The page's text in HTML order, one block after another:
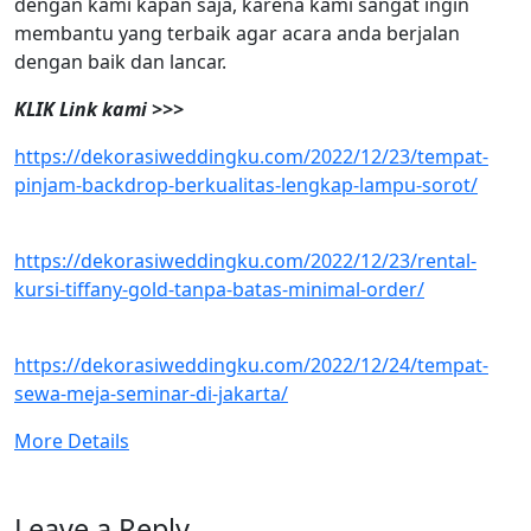
membantu yang terbaik agar acara anda berjalan
dengan baik dan lancar.
KLIK Link kami >>>
https://dekorasiweddingku.com/2022/12/23/tempat-
pinjam-backdrop-berkualitas-lengkap-lampu-sorot/
https://dekorasiweddingku.com/2022/12/23/rental-
kursi-tiffany-gold-tanpa-batas-minimal-order/
https://dekorasiweddingku.com/2022/12/24/tempat-
sewa-meja-seminar-di-jakarta/
More Details